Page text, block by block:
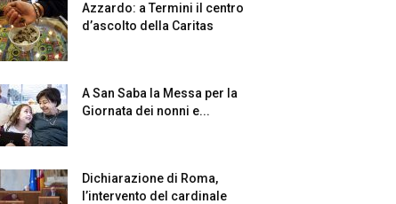
Azzardo: a Termini il centro
d’ascolto della Caritas
A San Saba la Messa per la
Giornata dei nonni e...
Dichiarazione di Roma,
l’intervento del cardinale